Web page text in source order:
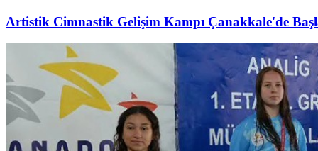
Artistik Cimnastik Gelişim Kampı Çanakkale'de